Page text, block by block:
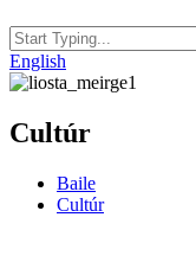
English
Cultúr
Baile
Cultúr